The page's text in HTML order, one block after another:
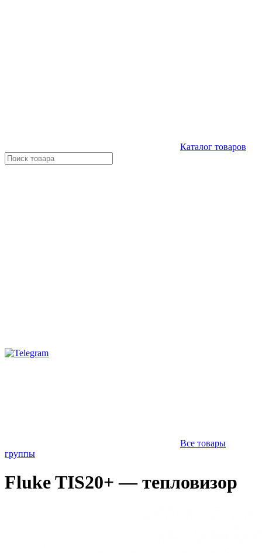
Каталог товаров
Все товары
группы
Fluke TIS20+ — тепловизор